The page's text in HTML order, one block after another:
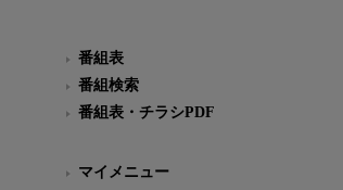
番組表
番組検索
番組表・チラシPDF
マイメニュー